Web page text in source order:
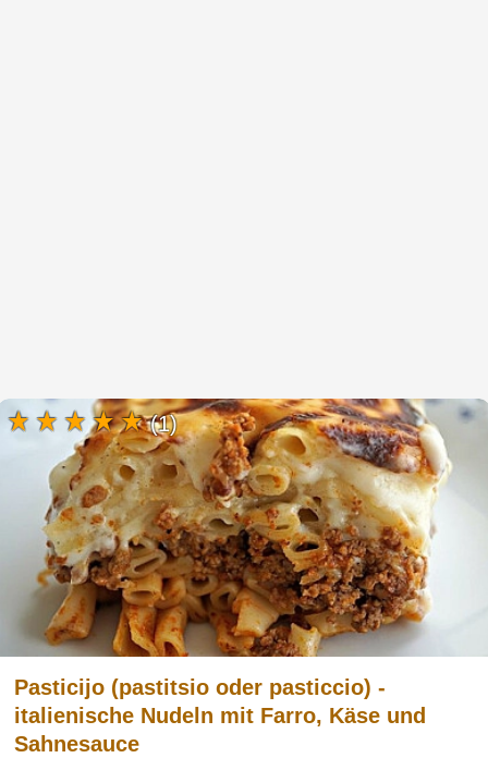
Pasticijo (pastitsio oder pasticcio) -
italienische Nudeln mit Farro, Käse und
Sahnesauce
(1)